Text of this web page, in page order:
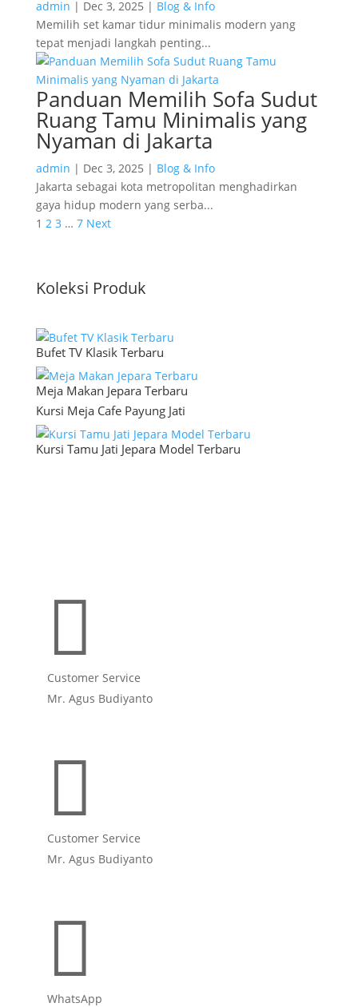
admin | Dec 3, 2025 | Blog & Info
Memilih set kamar tidur minimalis modern yang
tepat menjadi langkah penting...
Panduan Memilih Sofa Sudut
Ruang Tamu Minimalis yang
Nyaman di Jakarta
admin | Dec 3, 2025 | Blog & Info
Jakarta sebagai kota metropolitan menghadirkan
gaya hidup modern yang serba...
1 2 3 … 7 Next
Koleksi Produk
Bufet TV Klasik Terbaru
Meja Makan Jepara Terbaru
Kursi Meja Cafe Payung Jati
Kursi Tamu Jati Jepara Model Terbaru

Customer Service
Mr. Agus Budiyanto

Customer Service
Mr. Agus Budiyanto

WhatsApp